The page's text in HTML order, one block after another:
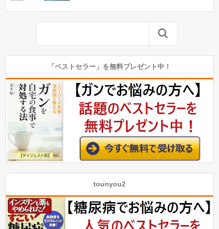
「ベストセラー」を無料プレゼント中！
tounyou2